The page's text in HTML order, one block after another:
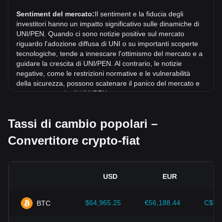
sceso di 2.77%. Nell'ultimo mese, il tasso di cambio di
Uniswap (UNI) è aumentato di 18.39% in rapporto a: Sol
peruviano (PEN).
Sentiment del mercato:Il sentiment e la fiducia degli
investitori hanno un impatto significativo sulle dinamiche di
UNI/PEN. Quando ci sono notizie positive sul mercato
riguardo l'adozione diffusa di UNI o su importanti scoperte
tecnologiche, tende a innescare l'ottimismo del mercato e a
guidare la crescita di UNI/PEN. Al contrario, le notizie
negative, come le restrizioni normative e le vulnerabilità
della sicurezza, possono scatenare il panico del mercato e
portare a un calo di UNI/PEN.
governative relative alle criptovalute hanno un impatto
diretto sulla loro accettazione, che a sua volta ne determina
il valore rispetto alle valute tradizionali come il dollaro
politiche normative vaghe o troppo severe possono
valore.
Tassi di cambio popolari –
Convertitore crypto-fiat
USD EUR
BTC $64,965.25 €56,188.44